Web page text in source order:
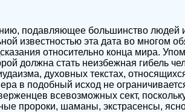
подавляющее большинство людей
известностью эта дата во многом
относительно конца мира.
должна стать неизбежная гибель
духовных текстах,
в подобный исход не
всевозможных сект,
пророки, шаманы, экстрасенсы,